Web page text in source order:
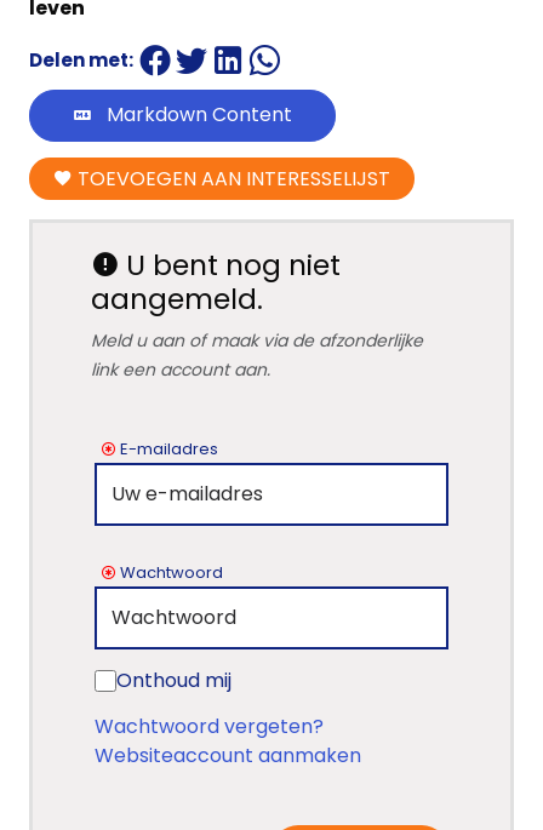
leven
Delen met:
Markdown Content
TOEVOEGEN AAN INTERESSELIJST
U bent nog niet
aangemeld.
Meld u aan of maak via de afzonderlijke
link een account aan.
E-mailadres
Wachtwoord
Onthoud mij
Wachtwoord vergeten?
Websiteaccount aanmaken